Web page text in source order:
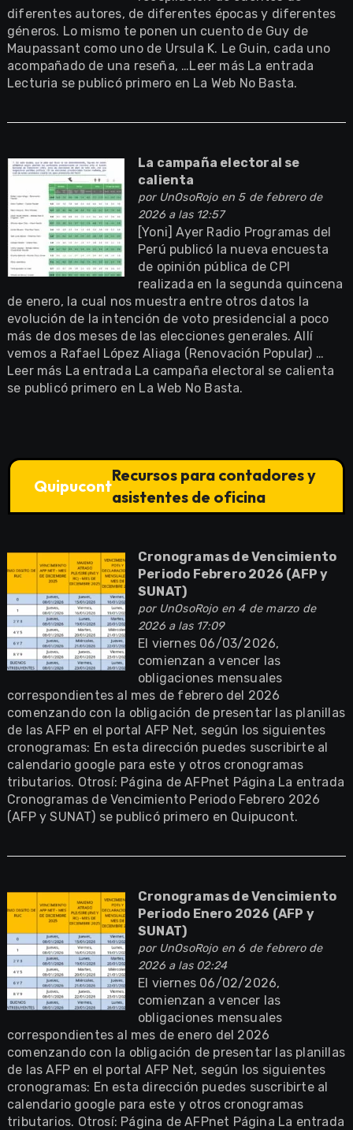
diferentes autores, de diferentes épocas y diferentes
géneros. Lo mismo te ponen un cuento de Guy de
Maupassant como uno de Ursula K. Le Guin, cada uno
acompañado de una reseña, …Leer más La entrada
Lecturia se publicó primero en La Web No Basta.
La campaña electoral se
calienta
por UnOsoRojoen 5 de febrero de
2026 a las 12:57
[Yoni] Ayer Radio Programas del
Perú publicó la nueva encuesta
de opinión pública de CPI
realizada en la segunda quincena
de enero, la cual nos muestra entre otros datos la
evolución de la intención de voto presidencial a poco
más de dos meses de las elecciones generales. Allí
vemos a Rafael López Aliaga (Renovación Popular) …
Leer más La entrada La campaña electoral se calienta
se publicó primero en La Web No Basta.
Quipucont
Recursos para contadores y
asistentes de oficina
Cronogramas de Vencimiento
Periodo Febrero 2026 (AFP y
SUNAT)
por UnOsoRojoen 4 de marzo de
2026 a las 17:09
El viernes 06/03/2026,
comienzan a vencer las
obligaciones mensuales
correspondientes al mes de febrero del 2026
comenzando con la obligación de presentar las planillas
de las AFP en el portal AFP Net, según los siguientes
cronogramas: En esta dirección puedes suscribirte al
calendario google para este y otros cronogramas
tributarios. Otrosí: Página de AFPnet Página La entrada
Cronogramas de Vencimiento Periodo Febrero 2026
(AFP y SUNAT) se publicó primero en Quipucont.
Cronogramas de Vencimiento
Periodo Enero 2026 (AFP y
SUNAT)
por UnOsoRojoen 6 de febrero de
2026 a las 02:24
El viernes 06/02/2026,
comienzan a vencer las
obligaciones mensuales
correspondientes al mes de enero del 2026
comenzando con la obligación de presentar las planillas
de las AFP en el portal AFP Net, según los siguientes
cronogramas: En esta dirección puedes suscribirte al
calendario google para este y otros cronogramas
tributarios. Otrosí: Página de AFPnet Página La entrada